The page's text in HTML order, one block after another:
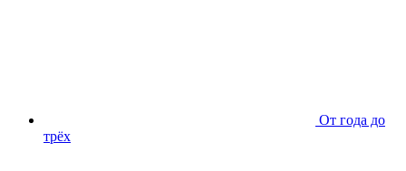
От года до
трёх